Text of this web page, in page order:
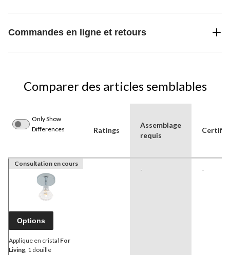
Commandes en ligne et retours
Comparer des articles semblables
Only Show
Differences
Ratings
Assemblage
requis
Consultation en cours
Options
Applique en cristal For
Living , 1 douille
- -